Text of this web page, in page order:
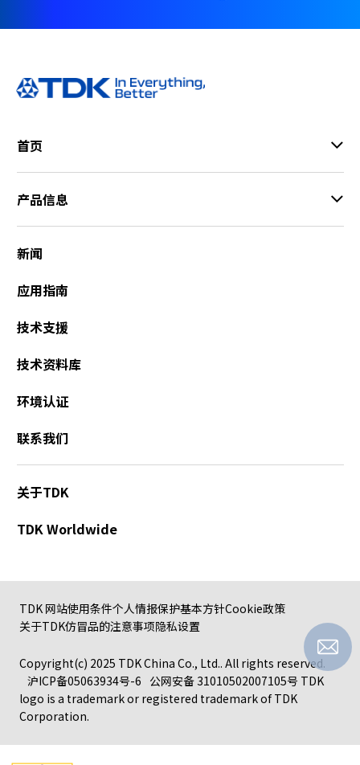
首页
产品信息
新闻
应用指南
技术支援
技术资料库
环境认证
联系我们
关于TDK
TDK Worldwide
TDK 网站使用条件个人情报保护基本方针Cookie政策
关于TDK仿冒品的注意事项隐私设置
Copyright(c) 2025 TDK China Co., Ltd.. All rights reserved.
沪ICP备05063934号-6 公网安备 31010502007105号 TDK
logo is a trademark or registered trademark of TDK
Corporation.